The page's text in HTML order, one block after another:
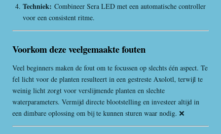
Techniek: Combineer Sera LED met een automatische controller
voor een consistent ritme.
Voorkom deze veelgemaakte fouten
Veel beginners maken de fout om te focussen op slechts één aspect. Te
fel licht voor de planten resulteert in een gestreste Axolotl, terwijl te
weinig licht zorgt voor verslijmende planten en slechte
waterparameters. Vermijd directe blootstelling en investeer altijd in
een dimbare oplossing om bij te kunnen sturen waar nodig. ❌